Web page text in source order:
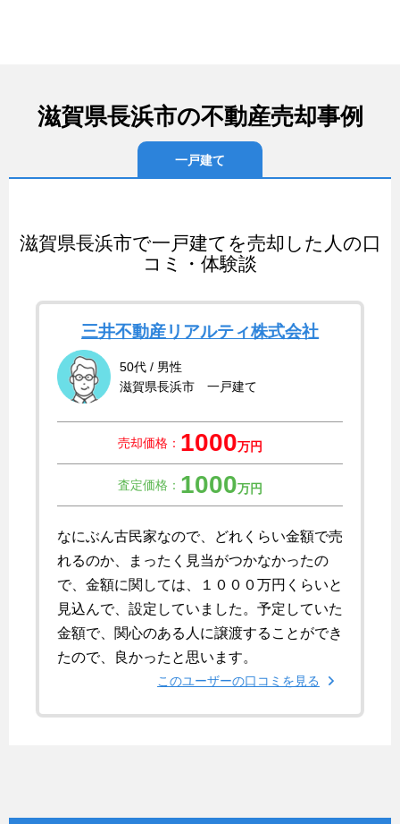
滋賀県長浜市の不動産売却事例
一戸建て
滋賀県長浜市で一戸建てを売却した人の口
コミ・体験談
三井不動産リアルティ株式会社
50代 / 男性
滋賀県長浜市 一戸建て
売却価格： 1000万円
査定価格： 1000万円
なにぶん古民家なので、どれくらい金額で売
れるのか、まったく見当がつかなかったの
で、金額に関しては、１０００万円くらいと
見込んで、設定していました。予定していた
金額で、関心のある人に譲渡することができ
たので、良かったと思います。
このユーザーの口コミを見る